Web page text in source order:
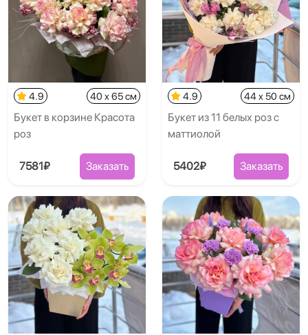
4.9 40 x 65 см
Букет в корзине Красота
роз
7581₽ Заказать
4.9 44 x 50 см
Букет из 11 белых роз с
маттиолой
5402₽ Заказать